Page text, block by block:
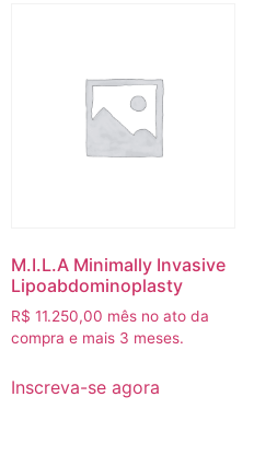
M.I.L.A Minimally Invasive
Lipoabdominoplasty
R$ 11.250,00 mês no ato da
compra e mais 3 meses.
Inscreva-se agora